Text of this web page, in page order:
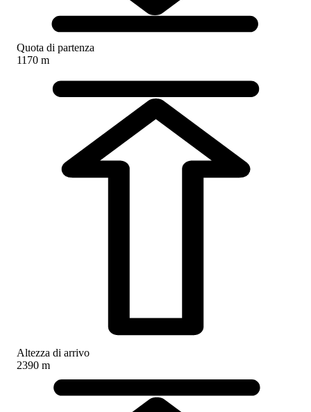
Quota di partenza
1170 m
Altezza di arrivo
2390 m